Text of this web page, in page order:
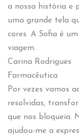
a nossa história e
uma grande tela
cores. A Sofia é
viagem.
Carina Rodrigues
Farmacêutica
Por vezes vamos
resolvidas,
que nos bloqueia.
ajudou-me a